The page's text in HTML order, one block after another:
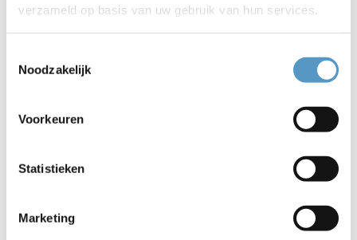
verzameld op basis van uw gebruik van hun services.
Noodzakelijk
Voorkeuren
Statistieken
Marketing
14 april in de Pnielkerk voor alle 65-plussers van Katwijk
Noord
Valkenburg
2 juni in het Anker voor alle 65-plussers in Katwijk aan
7 juli in de Open Hof Kerk voor alle 65-plussersd in
Wilt u meedoen? De test is gratis en duurt ongeveer 1 uur.
U kunt een starttijd kiezen tussen 09:30 uur en 15:30 uur.